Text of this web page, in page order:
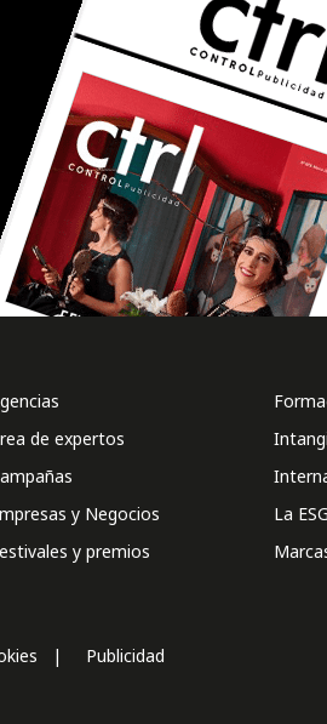
de expertos
y Negocios
y premios
La
Publicidad